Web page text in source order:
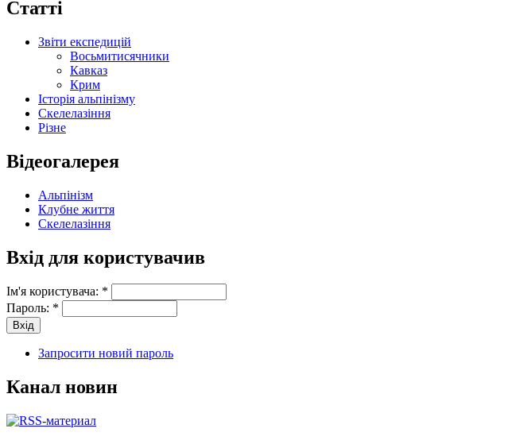
Статті
Звіти експедицій
Восьмитисячники
Кавказ
Крим
Історія альпінізму
Скелелазіння
Різне
Відеогалерея
Альпінізм
Клубне життя
Скелелазіння
Вхід для користувачив
Ім'я користувача: *
Пароль: *
Запросити новий пароль
Канал новин